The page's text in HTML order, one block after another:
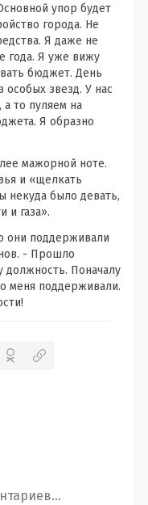
упор будет
города. Не
Я даже не
года. Я уже вижу
бюджет. День
особых звезд. У нас
а то пуляем на
Я образно
мажорной ноте.
и «щелкать
некуда было девать,
и газа».
они поддерживали
- Прошло
должность. Поначалу
меня поддерживали.